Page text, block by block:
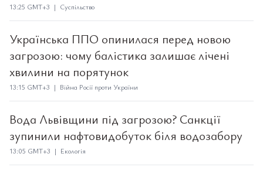
13:25 GMT+3 | Суспільство
Українська ППО опинилася перед новою
загрозою: чому балістика залишає лічені
хвилини на порятунок
13:15 GMT+3 | Війна Росії проти України
Вода Львівщини під загрозою? Санкції
зупинили нафтовидобуток біля водозабору
13:05 GMT+3 | Екологія